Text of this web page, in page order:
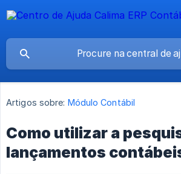
Artigos sobre: Módulo Contábil
Como utilizar a
lançamentos